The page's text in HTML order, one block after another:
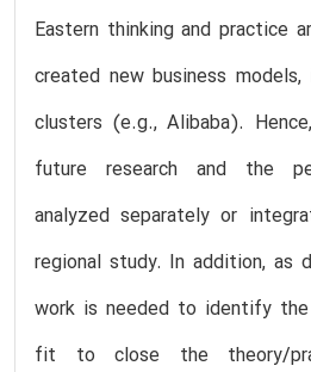
Eastern thinking and practice
created new business models,
clusters (e.g., Alibaba).
future research and the
analyzed separately or
regional study. In addition, as
work is needed to identify
fit to close the theory/